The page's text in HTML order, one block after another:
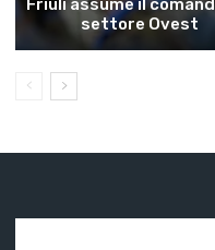
Friuli assume il
settore Ovest